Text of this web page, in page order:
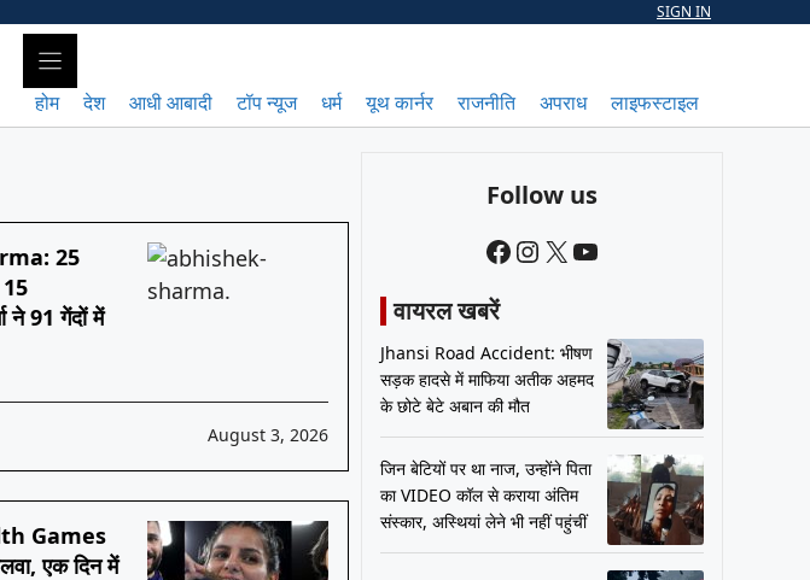
SIGN IN
होम देश आधी आबादी टॉप न्यूज धर्म यूथ कार्नर राजनीति अपराध लाइफस्टाइल
25
ने 91 गेंदों में
August 3, 2026
Games
एक दिन में
Follow us
Facebook
Instagram
X YouTube
वायरल खबरें
Jhansi Road Accident: भीषण
सड़क हादसे में माफिया अतीक अहमद
के छोटे बेटे अबान की मौत
जिन बेटियों पर था नाज, उन्होंने पिता
का VIDEO कॉल से कराया अंतिम
संस्कार, अस्थियां लेने भी नहीं पहुंचीं